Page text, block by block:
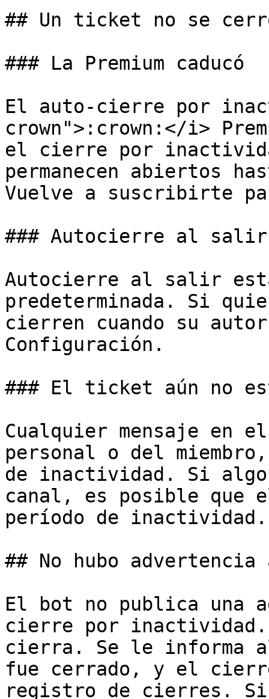
## Un ticket no se
### La Premium caducó
El auto-cierre por
crown">:crown:</i>
el cierre por
permanecen abiertos
Vuelve a suscribirte
### Autocierre al salir
Autocierre al salir
predeterminada. Si
cierren cuando su
Configuración.
### El ticket aún no
Cualquier mensaje en
personal o del
de inactividad. Si
canal, es posible que
período de inactividad.
## No hubo
El bot no publica una
cierre por inactividad.
cierra. Se le informa
fue cerrado, y el
registro de cierres. Si